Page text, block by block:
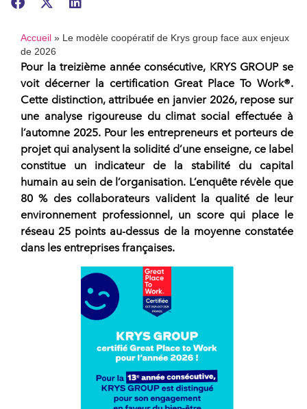
Accueil » Le modèle coopératif de Krys group face aux enjeux
de 2026
Pour la treizième année consécutive, KRYS GROUPse
voit décerner la certification Great Place To Work®.
Cette distinction, attribuée en janvier 2026, repose sur
une analyse rigoureuse du climat social effectuée à
l’automne 2025. Pour les entrepreneurs et porteurs de
projetqui analysent la solidité d’une enseigne, ce label
constitue un indicateur de la stabilité du capital
humain au sein de l’organisation. L’enquête révèle que
80 % des collaborateurs valident la qualité de leur
environnement professionnel, un score qui place le
réseau 25 points au-dessus de la moyenne constatée
dans les entreprises françaises.